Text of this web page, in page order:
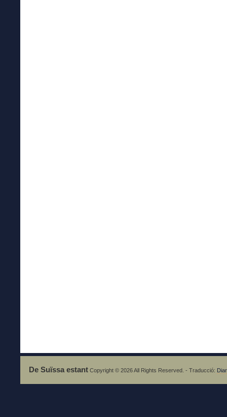
De Suïssa estant Copyright © 2026 All Rights Reserved. - Traducció: